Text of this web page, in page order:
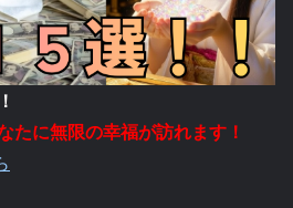
たに無限の幸福が訪れます！